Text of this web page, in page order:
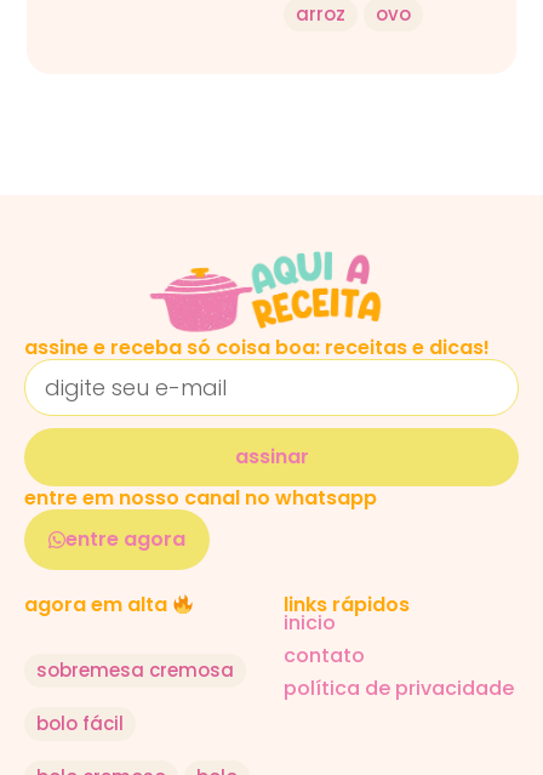
arroz ovo
assine e receba só coisa boa: receitas e dicas!
assinar
entre em nosso canal no whatsapp
entre agora
agora em alta
sobremesa cremosa
bolo fácil
links rápidos
inicio
contato
política de privacidade